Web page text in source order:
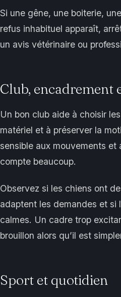
Si une gêne, une boiterie,
refus inhabituel apparaît,
un avis vétérinaire ou
Club, encadrement
Un bon club aide à choisir
matériel et à préserver la
sensible aux mouvements et
compte beaucoup.
Observez si les chiens ont
adaptent les demandes et
calmes. Un cadre trop
brouillon alors qu’il est
Sport et quotidien